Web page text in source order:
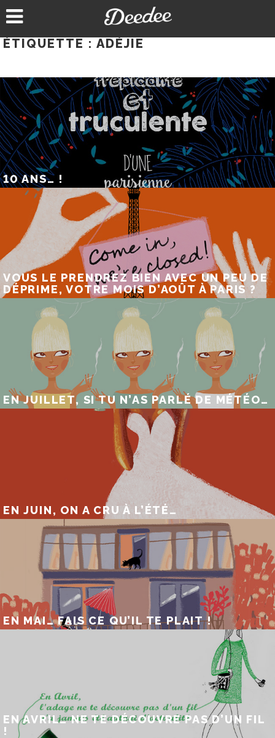
au
ÉTIQUETTE : ADÉJIE
10 ANS… !
VOUS LE PRENDREZ BIEN AVEC UN PEU DE
DÉPRIME, VOTRE MOIS D’AOÛT À PARIS ?
EN JUILLET, SI TU N’AS PARLÉ DE MÉTÉO…
EN JUIN, ON A CRU À L’ÉTÉ…
EN MAI… FAIS CE QU’IL TE PLAIT !
EN AVRIL… NE TE DÉCOUVRE PAS D’UN FIL
!